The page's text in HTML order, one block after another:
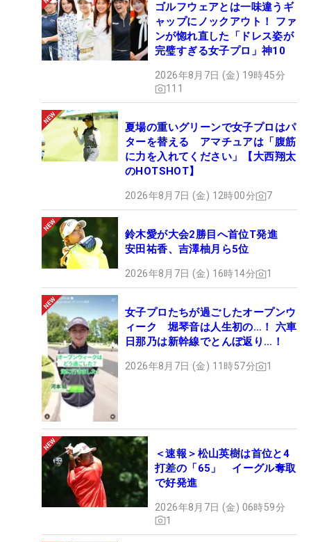
ゴルフウェアとは一味違うギ
ャップにノックアウト！ ファ
ンが惚れ直した「ドレス姿が
完璧すぎる女子プロ」神10
2026年8月7日 (金) 19時45分
111
夏場の重いグリーンで女子プロはパ
ターを替える アマチュアは「腹筋
に力を入れてください」【大西翔太
のHOTSHOT】
2026年8月7日 (金) 12時00分 7
鈴木愛が大会2勝目へ首位T発進
安田祐香、吉澤柚月ら5位
2026年8月7日 (金) 16時14分 1
女子プロたちが過ごしたオープンウ
ィーク 堀琴音は人生初の…！ 六車
日那乃は新幹線でとんぼ返り…！
2026年8月7日 (金) 11時57分 1
＜速報＞松山英樹は首位と4
打差の「65」 イーグル奪取
で好発進
2026年8月7日 (金) 06時59分
1